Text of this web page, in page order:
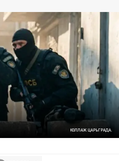
КОЛЛАЖ ЦАРЬГРАДА.